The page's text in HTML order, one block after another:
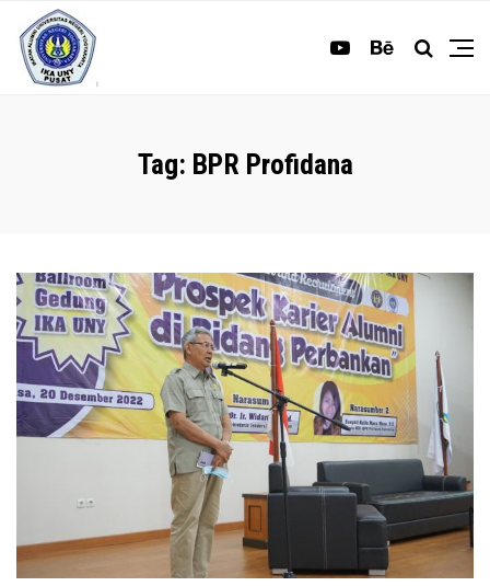
Tag: BPR Profidana